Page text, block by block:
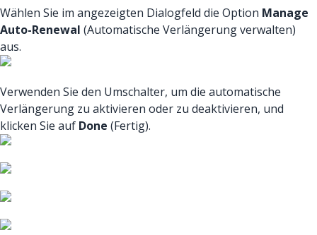
Wählen Sie im angezeigten Dialogfeld die Option Manage
Auto-Renewal (Automatische Verlängerung verwalten)
aus.
Verwenden Sie den Umschalter, um die automatische
Verlängerung zu aktivieren oder zu deaktivieren, und
klicken Sie auf Done (Fertig).